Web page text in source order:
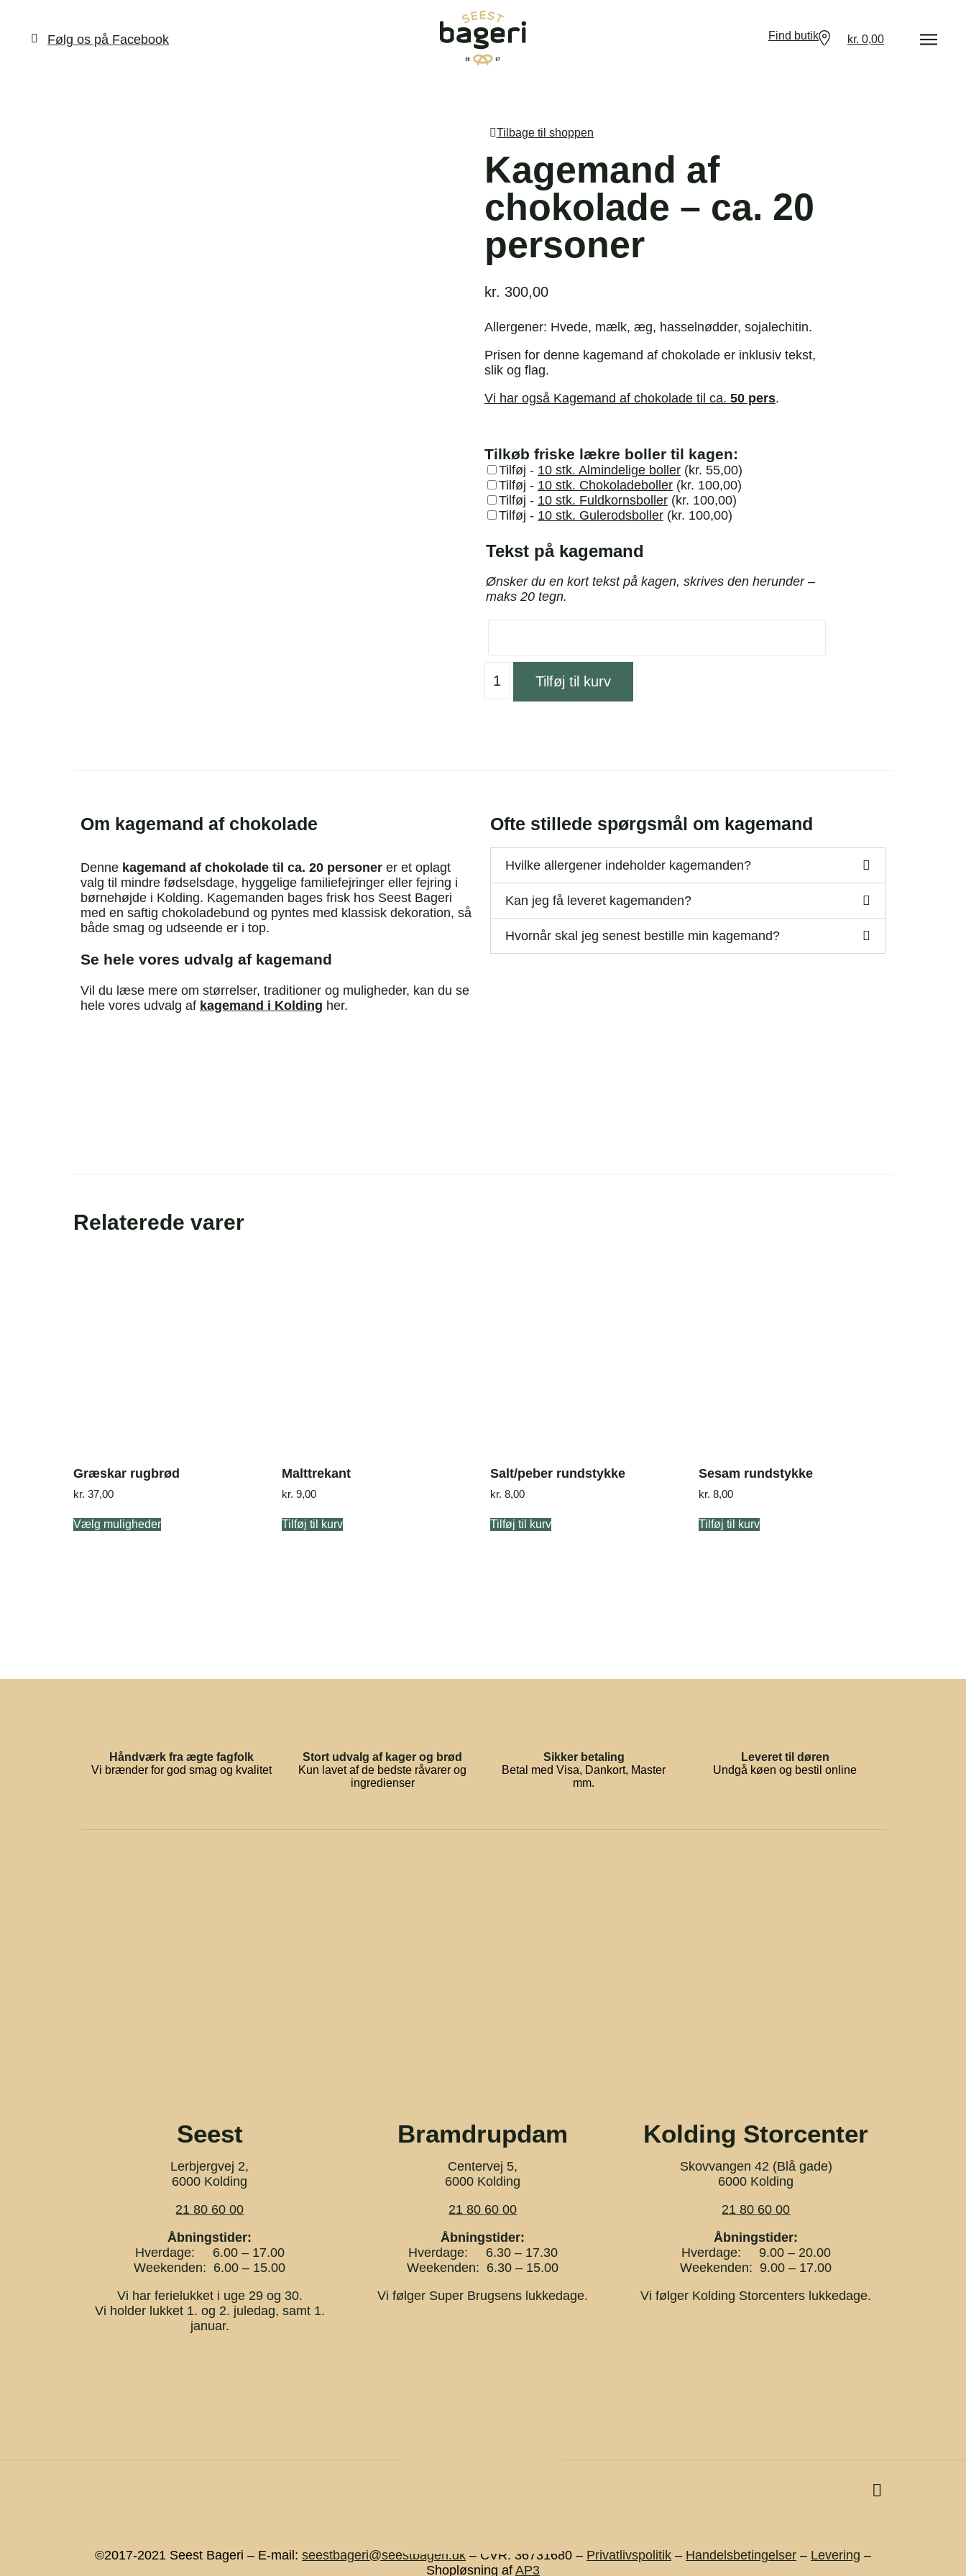
Følg os på Facebook Find butik kr. 0,00
Tilbage til shoppen
Kagemand af
chokolade – ca. 20
personer
kr. 300,00
Allergener: Hvede, mælk, æg, hasselnødder, sojalechitin.
Prisen for denne kagemand af chokolade er inklusiv tekst,
slik og flag.
Vi har også Kagemand af chokolade til ca. 50 pers.
Tilkøb friske lækre boller til kagen:
Tilføj - 10 stk. Almindelige boller (kr. 55,00)
Tilføj - 10 stk. Chokoladeboller (kr. 100,00)
Tilføj - 10 stk. Fuldkornsboller (kr. 100,00)
Tilføj - 10 stk. Gulerodsboller (kr. 100,00)
Tekst på kagemand
Ønsker du en kort tekst på kagen, skrives den herunder –
maks 20 tegn.
Tilføj til kurv
Om kagemand af chokolade
Denne kagemand af chokolade til ca. 20 personer er et oplagt
valg til mindre fødselsdage, hyggelige familiefejringer eller fejring i
børnehøjde i Kolding. Kagemanden bages frisk hos Seest Bageri
med en saftig chokoladebund og pyntes med klassisk dekoration, så
både smag og udseende er i top.
Se hele vores udvalg af kagemand
Vil du læse mere om størrelser, traditioner og muligheder, kan du se
hele vores udvalg af kagemand i Kolding her.
Ofte stillede spørgsmål om kagemand
Hvilke allergener indeholder kagemanden?
Kan jeg få leveret kagemanden?
Hvornår skal jeg senest bestille min kagemand?
Relaterede varer
Græskar rugbrød
kr. 37,00
Vælg muligheder
Malttrekant
kr. 9,00
Tilføj til kurv
Salt/peber rundstykke
kr. 8,00
Tilføj til kurv
Sesam rundstykke
kr. 8,00
Tilføj til kurv
Håndværk fra ægte fagfolk
Vi brænder for god smag og kvalitet
Stort udvalg af kager og brød
Kun lavet af de bedste råvarer og
ingredienser
Sikker betaling
Betal med Visa, Dankort, Master
mm.
Leveret til døren
Undgå køen og bestil online
Seest
Lerbjergvej 2,
6000 Kolding
21 80 60 00
Åbningstider:
Hverdage: 6.00 – 17.00
Weekenden: 6.00 – 15.00
Vi har ferielukket i uge 29 og 30.
Vi holder lukket 1. og 2. juledag, samt 1.
januar.
Bramdrupdam
Centervej 5,
6000 Kolding
21 80 60 00
Åbningstider:
Hverdage: 6.30 – 17.30
Weekenden: 6.30 – 15.00
Vi følger Super Brugsens lukkedage.
Kolding Storcenter
Skovvangen 42 (Blå gade)
6000 Kolding
21 80 60 00
Åbningstider:
Hverdage: 9.00 – 20.00
Weekenden: 9.00 – 17.00
Vi følger Kolding Storcenters lukkedage.
©2017-2021 Seest Bageri – E-mail: seestbageri@seestbageri.dk – CVR: 36731680 – Privatlivspolitik – Handelsbetingelser – Levering –
Shopløsning af AP3